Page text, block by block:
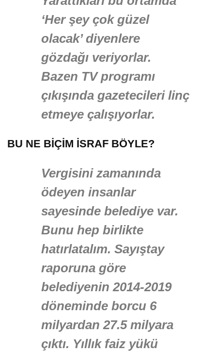
‘Her şey çok güzel
olacak’ diyenlere
gözdağı veriyorlar.
Bazen TV programı
çıkışında gazetecileri linç
etmeye çalışıyorlar.
BU NE BİÇİM İSRAF BÖYLE?
Vergisini zamanında
ödeyen insanlar
sayesinde belediye var.
Bunu hep birlikte
hatırlatalım. Sayıştay
raporuna göre
belediyenin 2014-2019
döneminde borcu 6
milyardan 27.5 milyara
çıktı. Yıllık faiz yükü